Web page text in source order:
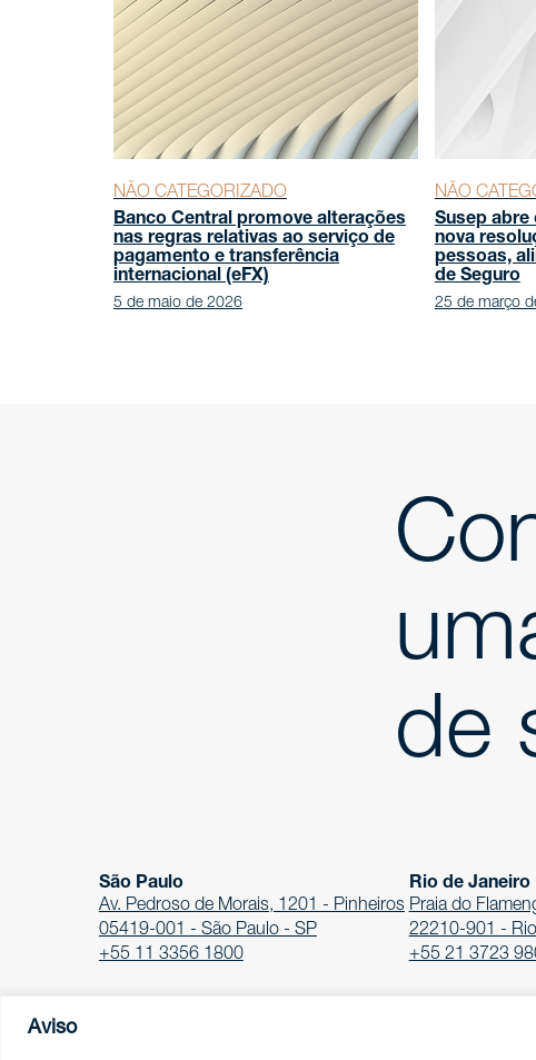
Aviso
NÃO CATEGORIZADO
Banco Central promove alterações
nas regras relativas ao serviço de
pagamento e transferência
internacional (eFX)
5 de maio de 2026
NÃO
Susep
nova
pessoas,
de Seguro
25 de março
de
São Paulo
Av. Pedroso de Morais, 1201 - Pinheiros
05419-001 - São Paulo - SP
+55 11 3356 1800
Rio de Janeiro
Praia do
22210-901 -
+55 21 3723